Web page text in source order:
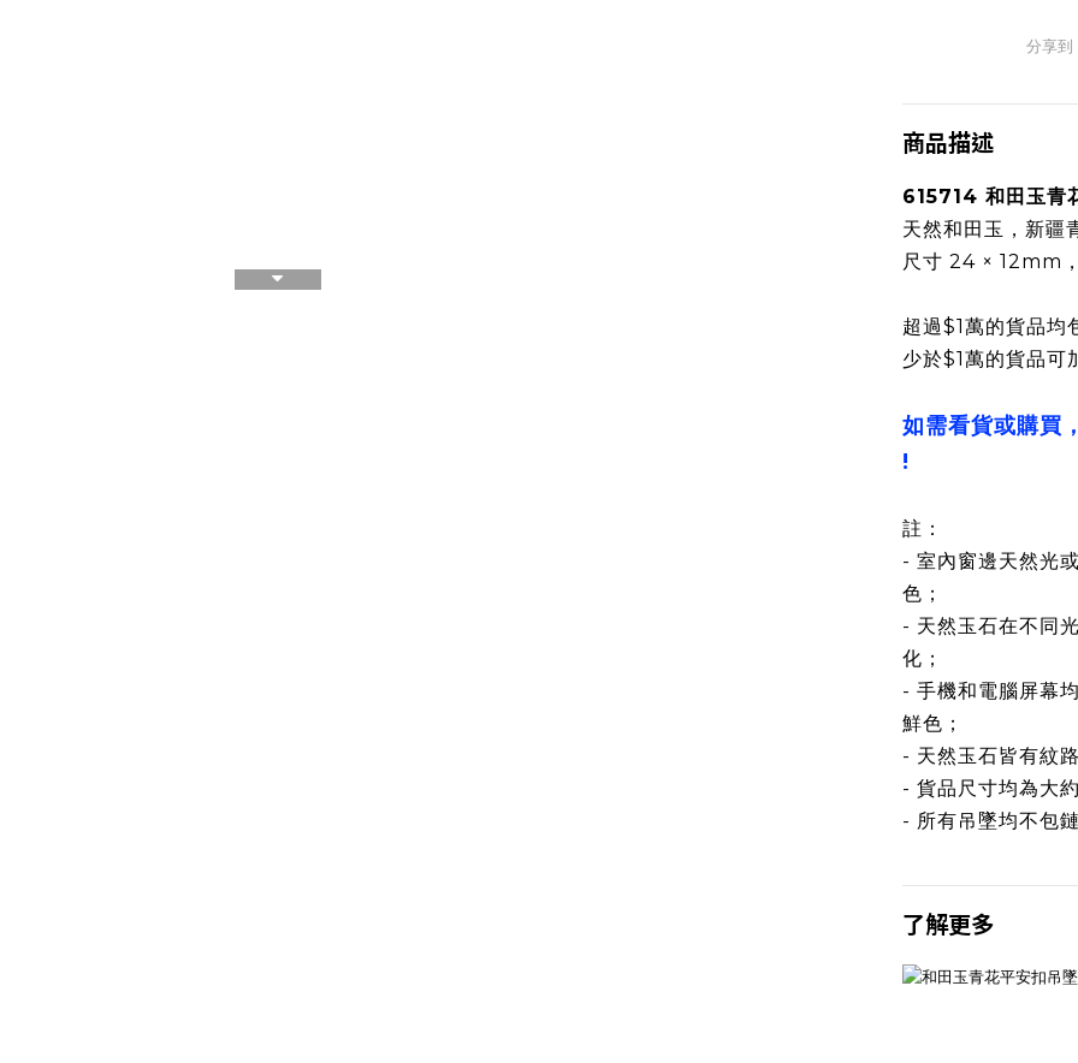
分享到
商品描述
615714 和田玉青
天然和田玉，新疆
尺寸 24 × 12mm
超過$1萬的貨品均
少於$1萬的貨品
如需看貨或購買
!
註：
- 室內窗邊天然光
色；
- 天然玉石在不同
化；
- 手機和電腦屏幕
鮮色；
- 天然玉石皆有紋
- 貨品尺寸均為大
- 所有吊墜均不包
了解更多